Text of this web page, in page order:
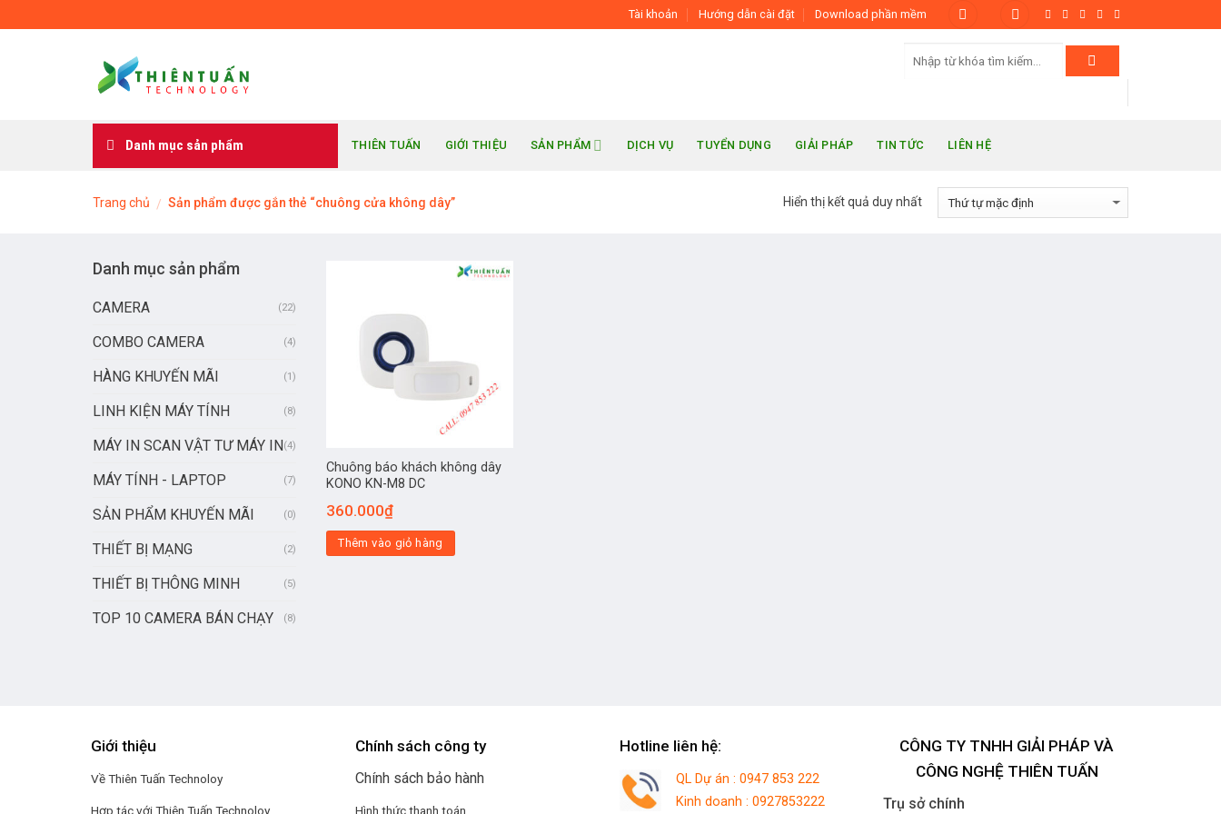
to
Tài khoản Hướng dẫn cài đặt Download phần mềm
Danh mục sản phẩm THIÊN TUẤN GIỚI THIỆU SẢN PHẨM DỊCH VỤ TUYỂN DỤNG GIẢI PHÁP TIN TỨC LIÊN HỆ
Trang chủ / Sản phẩm được gắn thẻ “chuông cửa không dây” Hiển thị kết quả duy nhất
Danh mục sản phẩm
CAMERA (22)
COMBO CAMERA (4)
HÀNG KHUYẾN MÃI (1)
LINH KIỆN MÁY TÍNH (8)
MÁY IN SCAN VẬT TƯ MÁY IN(4)
MÁY TÍNH - LAPTOP (7)
SẢN PHẨM KHUYẾN MÃI (0)
THIẾT BỊ MẠNG (2)
THIẾT BỊ THÔNG MINH (5)
TOP 10 CAMERA BÁN CHẠY (8)
Chuông báo khách không dây
KONO KN-M8 DC
360.000₫
Thêm vào giỏ hàng
Giới thiệu
Về Thiên Tuấn Technoloy
Hợp tác với Thiên Tuấn Technoloy
Chính sách công ty
Chính sách bảo hành
Hình thức thanh toán
Hotline liên hệ:
QL Dự án : 0947 853 222
Kinh doanh : 0927853222
CÔNG TY TNHH GIẢI PHÁP VÀ
CÔNG NGHỆ THIÊN TUẤN
Trụ sở chính